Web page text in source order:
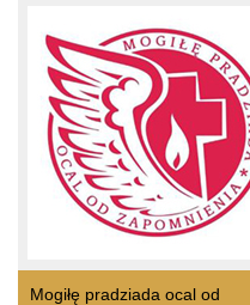
Mogiłę pradziada ocal od